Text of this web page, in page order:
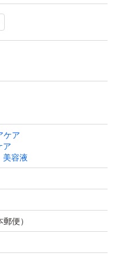
、うるおいとツヤを与
ストです。海藻エキス
まで浸透し、乾燥やパ
髪へ導きます。
やかな使い心地。朝の
にくい髪もしなやかに
、経済的。お気に入り
いポイントです。
ケア
ア
美容液
便）